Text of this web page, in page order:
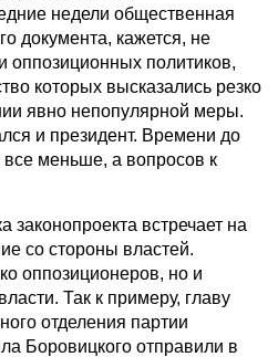
недели общественная
документа, кажется, не
политиков,
которых высказались резко
явно непопулярной меры.
и президент. Времени до
все меньше, а вопросов к
законопроекта встречает на
со стороны властей.
оппозиционеров, но и
Так к примеру, главу
отделения партии
Боровицкого отправили в